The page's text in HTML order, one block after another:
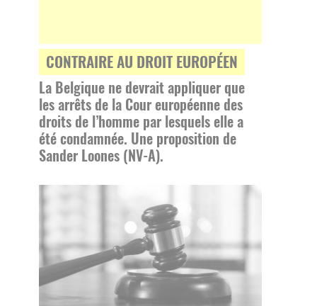
CONTRAIRE AU DROIT EUROPÉEN
La Belgique ne devrait appliquer que
les arrêts de la Cour européenne des
droits de l’homme par lesquels elle a
été condamnée. Une proposition de
Sander Loones (NV-A).